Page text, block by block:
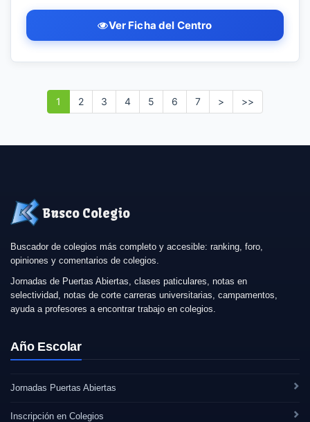
Ver Ficha del Centro
1 2 3 4 5 6 7 > >>
Busco Colegio
Buscador de colegios más completo y accesible: ranking, foro,
opiniones y comentarios de colegios.
Jornadas de Puertas Abiertas, clases paticulares, notas en
selectividad, notas de corte carreras universitarias, campamentos,
ayuda a profesores a encontrar trabajo en colegios.
Año Escolar
Jornadas Puertas Abiertas
Inscripción en Colegios